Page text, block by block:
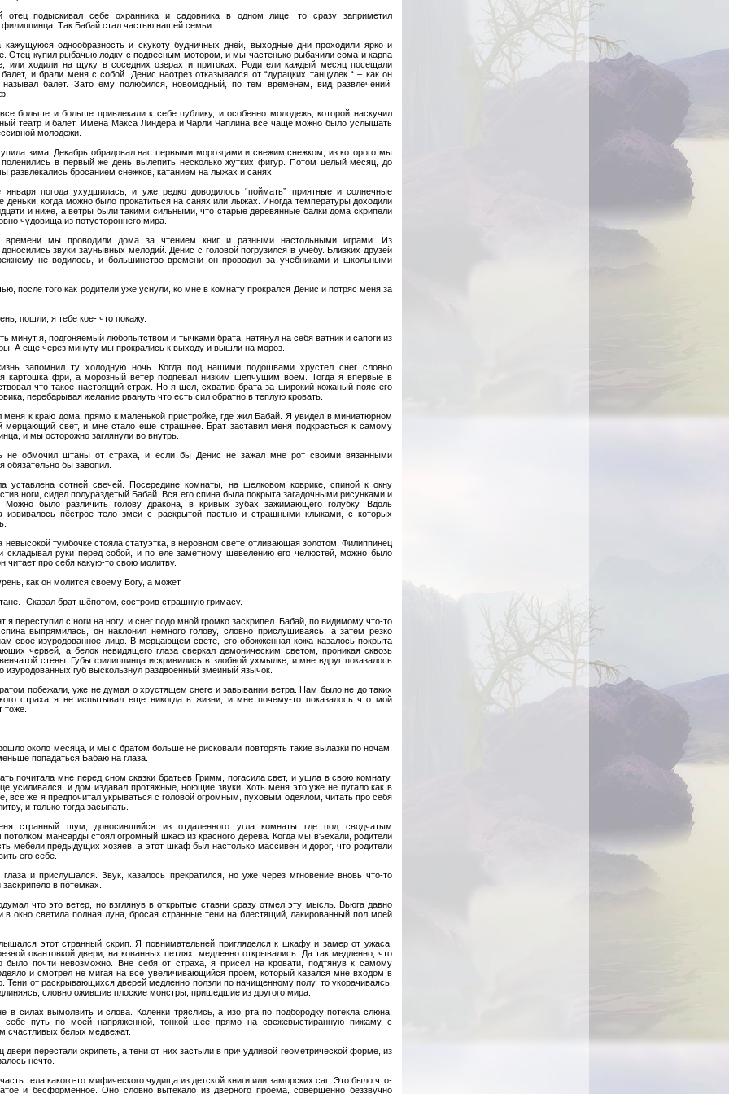
отец подыскивал себе охранника и садовника в одном лице, то сразу заприметил
филиппинца. Так Бабай стал частью нашей семьи.
кажущуюся однообразность и скукоту будничных дней, выходные дни проходили ярко и
Отец купил рыбачью лодку с подвесным мотором, и мы частенько рыбачили сома и карпа
или ходили на щуку в соседних озерах и притоках. Родители каждый месяц посещали
и брали меня с собой. Денис наотрез отказывался от “дурацких танцулек “ – как он
называл балет. Зато ему полюбился, новомодный, по тем временам, вид развлечений:
больше и больше привлекали к себе публику, и особенно молодежь, которой наскучил
театр и балет. Имена Макса Линдера и Чарли Чаплина все чаще можно было услышать
молодежи.
зима. Декабрь обрадовал нас первыми морозцами и свежим снежком, из которого мы
в первый же день вылепить несколько жутких фигур. Потом целый месяц, до
развлекались бросанием снежков, катанием на лыжах и санях.
погода ухудшилась, и уже редко доводилось “поймать” приятные и солнечные
деньки, когда можно было прокатиться на санях или лыжах. Иногда температуры доходили
и ниже, а ветры были такими сильными, что старые деревянные балки дома скрипели
чудовища из потустороннего мира.
времени мы проводили дома за чтением книг и разными настольными играми. Из
звуки заунывных мелодий. Денис с головой погрузился в учебу. Близких друзей
не водилось, и большинство времени он проводил за учебниками и школьными
после того как родители уже уснули, ко мне в комнату прокрался Денис и потряс меня за
пошли, я тебе кое- что покажу.
минут я, подгоняемый любопытством и тычками брата, натянул на себя ватник и сапоги из
А еще через минуту мы прокрались к выходу и вышли на мороз.
запомнил ту холодную ночь. Когда под нашими подошвами хрустел снег словно
картошка фри, а морозный ветер подпевал низким шепчущим воем. Тогда я впервые в
что такое настоящий страх. Но я шел, схватив брата за широкий кожаный пояс его
перебарывая желание рвануть что есть сил обратно в теплую кровать.
меня к краю дома, прямо к маленькой пристройке, где жил Бабай. Я увидел в миниатюрном
мерцающий свет, и мне стало еще страшнее. Брат заставил меня подкрасться к самому
и мы осторожно заглянули во внутрь.
не обмочил штаны от страха, и если бы Денис не зажал мне рот своими вязанными
обязательно бы завопил.
уставлена сотней свечей. Посередине комнаты, на шелковом коврике, спиной к окну
ноги, сидел полураздетый Бабай. Вся его спина была покрыта загадочными рисунками и
Можно было различить голову дракона, в кривых зубах зажимающего голубку. Вдоль
извивалось пёстрое тело змеи с раскрытой пастью и страшными клыками, с которых
тумбочке стояла статуэтка, в неровном свете отливающая золотом. Филиппинец
складывал руки перед собой, и по еле заметному шевелению его челюстей, можно было
читает про себя какую-то свою молитву.
как он молится своему Богу, а может
Сказал брат шёпотом, состроив страшную гримасу.
я переступил с ноги на ногу, и снег подо мной громко заскрипел. Бабай, по видимому что-то
выпрямилась, он наклонил немного голову, словно прислушиваясь, а затем резко
свое изуродованное лицо. В мерцающем свете, его обожженная кожа казалось покрыта
червей, а белок невидящего глаза сверкал демоническим светом, проникая сквозь
стены. Губы филиппинца искривились в злобной ухмылке, и мне вдруг показалось
изуродованных губ выскользнул раздвоенный змеиный язычок.
побежали, уже не думая о хрустящем снеге и завывании ветра. Нам было не до таких
страха я не испытывал еще никогда в жизни, и мне почему-то показалось что мой
тоже.
около месяца, и мы с братом больше не рисковали повторять такие вылазки по ночам,
попадаться Бабаю на глаза.
почитала мне перед сном сказки братьев Гримм, погасила свет, и ушла в свою комнату.
усиливался, и дом издавал протяжные, ноющие звуки. Хоть меня это уже не пугало как в
все же я предпочитал укрываться с головой огромным, пуховым одеялом, читать про себя
и только тогда засыпать.
странный шум, доносившийся из отдаленного угла комнаты где под сводчатым
потолком мансарды стоял огромный шкаф из красного дерева. Когда мы въехали, родители
мебели предыдущих хозяев, а этот шкаф был настолько массивен и дорог, что родители
его себе.
и прислушался. Звук, казалось прекратился, но уже через мгновение вновь что-то
в потемках.
что это ветер, но взглянув в открытые ставни сразу отмел эту мысль. Вьюга давно
в окно светила полная луна, бросая странные тени на блестящий, лакированный пол моей
этот странный скрип. Я повнимательней пригляделся к шкафу и замер от ужаса.
окантовкой двери, на кованных петлях, медленно открывались. Да так медленно, что
было почти невозможно. Вне себя от страха, я присел на кровати, подтянув к самому
и смотрел не мигая на все увеличивающийся проем, который казался мне входом в
Тени от раскрывающихся дверей медленно ползли по начищенному полу, то укорачиваясь,
словно ожившие плоские монстры, пришедшие из другого мира.
в силах вымолвить и слова. Коленки тряслись, а изо рта по подбородку потекла слюна,
себе путь по моей напряженной, тонкой шее прямо на свежевыстиранную пижаму с
счастливых белых медвежат.
двери перестали скрипеть, а тени от них застыли в причудливой геометрической форме, из
нечто.
тела какого-то мифического чудища из детской книги или заморских саг. Это было что-
и бесформенное. Оно словно вытекало из дверного проема, совершенно беззвучно